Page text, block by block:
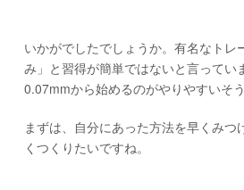
いかがでしたでしょうか。有名なトレ
み」と習得が簡単ではないと言ってい
0.07mmから始めるのがやりやすいそう
まずは、自分にあった方法を早くみつ
くつくりたいですね。